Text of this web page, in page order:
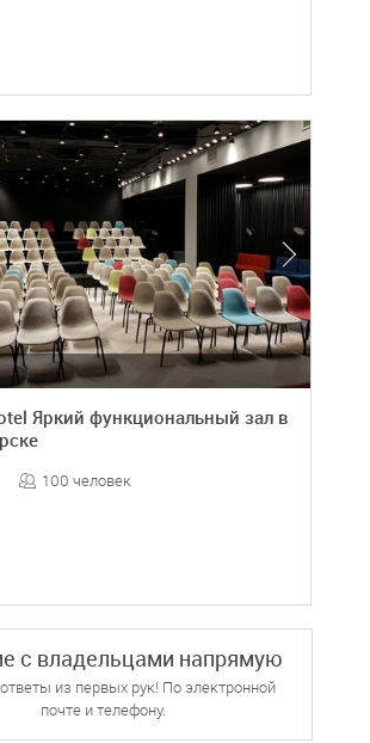
Яркий функциональный зал в
100 человек
с владельцами напрямую
из первых рук! По электронной
почте и телефону.